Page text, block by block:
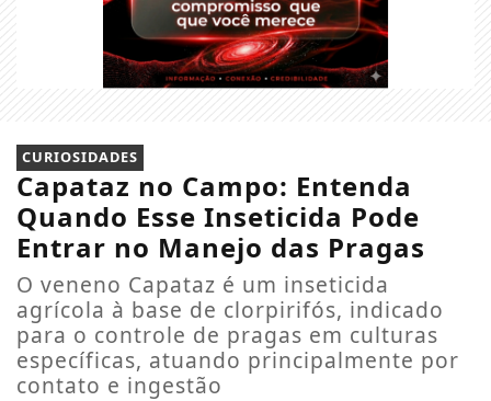
CURIOSIDADES
Capataz no Campo: Entenda
Quando Esse Inseticida Pode
Entrar no Manejo das Pragas
O veneno Capataz é um inseticida
agrícola à base de clorpirifós, indicado
para o controle de pragas em culturas
específicas, atuando principalmente por
contato e ingestão